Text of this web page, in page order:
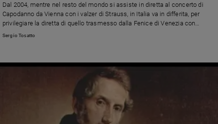
Dal 2004, mentre nel resto del mondo si assiste in diretta al concerto di
Capodanno da Vienna con i valzer di Strauss, in Italia va in differita, per
privilegiare la diretta di quello trasmesso dalla Fenice di Venezia con
repertorio "nostrano". Anche se, come quest'anno, a dirigere i Wiener
Sergio Tosatto